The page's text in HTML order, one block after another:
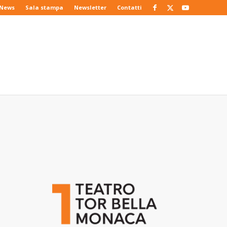
Sala stampa Newsletter Contatti